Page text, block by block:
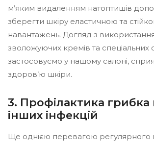
м’яким видаленням натоптишів
зберегти шкіру еластичною та
навантажень. Догляд з
зволожуючих кремів та спеціальних
застосовуємо у нашому салоні,
здоров’ю шкіри.
3. Профілактика грибка
інших інфекцій
Ще однією перевагою регулярного